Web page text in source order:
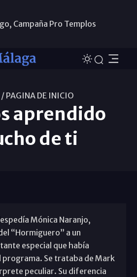
Campaña Pro Templos
/ PAGINA DE INICIO
aprendido
de ti
Mónica Naranjo,
“Hormiguero” a un
especial que había
programa. Se trataba de Mark
peculiar. Su diferencia